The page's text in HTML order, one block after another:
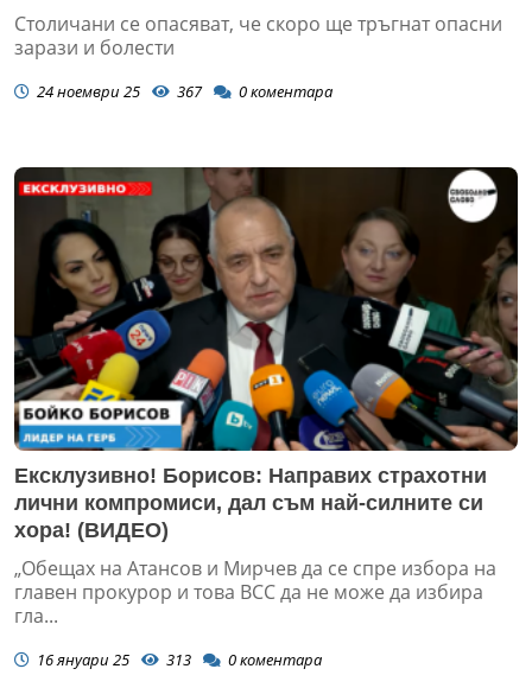
Столичани се опасяват, че скоро ще тръгнат опасни
зарази и болести
24 ноември 25 367 0коментара
Ексклузивно! Борисов: Направих страхотни
лични компромиси, дал съм най-силните си
хора! (ВИДЕО)
„Обещах на Атансов и Мирчев да се спре избора на
главен прокурор и това ВСС да не може да избира
гла...
16 януари 25 313 0коментара